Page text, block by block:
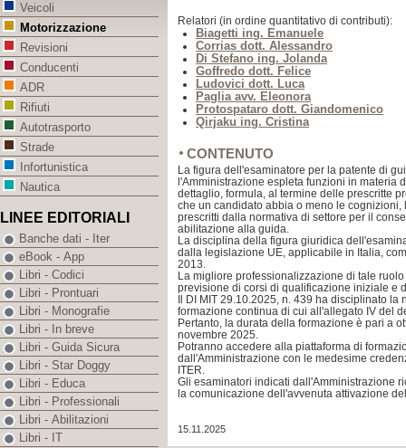
Relatori (in ordine quantitativo di contributi):
Biagetti ing. Emanuele
Corrias dott. Alessandro
Di Stefano ing. Jolanda
Goffredo dott. Felice
Ludovici dott. Luca
Paglia avv. Eleonora
Protospataro dott. Giandomenico
Qirjaku ing. Cristina
CONTENUTO
La figura dell'esaminatore per la patente di
l'Amministrazione espleta funzioni in materia
dettaglio, formula, al termine delle prescritte
che un candidato abbia o meno le cognizioni,
prescritti dalla normativa di settore per il
abilitazione alla guida.
La disciplina della figura giuridica
dalla legislazione UE, applicabile in Italia,
2013.
La migliore professionalizzazione di tale
previsione di corsi di qualificazione iniziale e
Il DI MIT 29.10.2025, n. 439 ha disciplinato
formazione continua di cui all'allegato IV del
Pertanto, la durata della formazione è pari a
novembre 2025.
Potranno accedere alla piattaforma di
dall'Amministrazione con le medesime
ITER.
Gli esaminatori indicati dall'Amministrazione
la comunicazione dell'avvenuta attivazione
15.11.2025
Veicoli
Motorizzazione
Revisioni
Conducenti
ADR
Rifiuti
Autotrasporto
Strade
Infortunistica
Nautica
LINEE EDITORIALI
Banche dati - Iter
eBook - App
Libri - Codici
Libri - Prontuari
Libri - Monografie
Libri - In breve
Libri - Guida Sicura
Libri - Star Doggy
Libri - Educa
Libri - Professionali
Libri - Abilitazioni
Libri - IT